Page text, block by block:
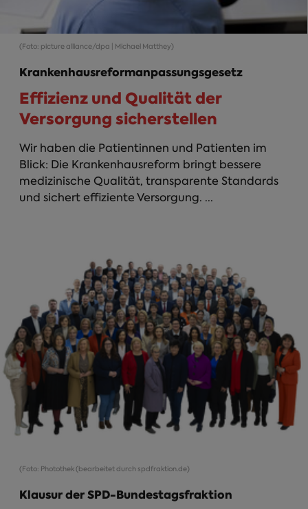
(Foto: picture alliance/dpa | Michael Matthey)
Krankenhausreformanpassungsgesetz
Effizienz und Qualität der
Versorgung sicherstellen
Wir haben die Patientinnen und Patienten im
Blick: Die Krankenhausreform bringt bessere
medizinische Qualität, transparente Standards
und sichert effiziente Versorgung. ...
(Foto: Photothek (bearbeitet durch spdfraktion.de)
Klausur der SPD-Bundestagsfraktion